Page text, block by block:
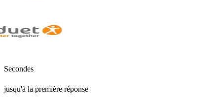
Secondes
jusqu'à la première réponse